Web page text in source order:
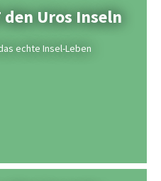
Uros Inseln
echte Insel-Leben